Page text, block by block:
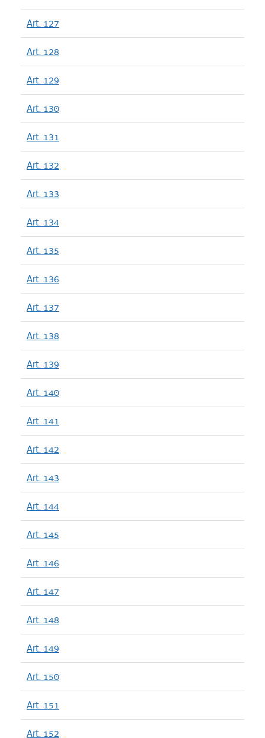
Art. 127
Art. 128
Art. 129
Art. 130
Art. 131
Art. 132
Art. 133
Art. 134
Art. 135
Art. 136
Art. 137
Art. 138
Art. 139
Art. 140
Art. 141
Art. 142
Art. 143
Art. 144
Art. 145
Art. 146
Art. 147
Art. 148
Art. 149
Art. 150
Art. 151
Art. 152